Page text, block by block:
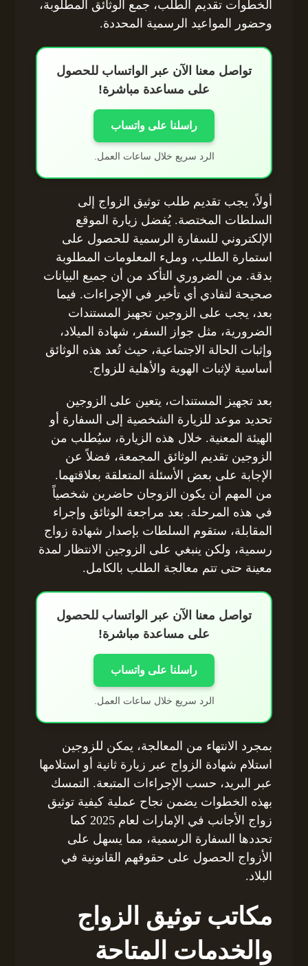
الخطوات تقديم الطلب، جمع الوثائق المطلوبة،
وحضور المواعيد الرسمية المحددة.
تواصل معنا الآن عبر الواتساب للحصول
على مساعدة مباشرة!
راسلنا على واتساب
الرد سريع خلال ساعات العمل.
أولاً، يجب تقديم طلب توثيق الزواج إلى
السلطات المختصة. يُفضل زيارة الموقع
الإلكتروني للسفارة الرسمية للحصول على
استمارة الطلب، وملء المعلومات المطلوبة
بدقة. من الضروري التأكد من أن جميع البيانات
صحيحة لتفادي أي تأخير في الإجراءات. فيما
بعد، يجب على الزوجين تجهيز المستندات
الضرورية، مثل جواز السفر، شهادة الميلاد،
وإثبات الحالة الاجتماعية، حيث تُعد هذه الوثائق
أساسية لإثبات الهوية والأهلية للزواج.
بعد تجهيز المستندات، يتعين على الزوجين
تحديد موعد للزيارة الشخصية إلى السفارة أو
الهيئة المعنية. خلال هذه الزيارة، سيُطلب من
الزوجين تقديم الوثائق المجمعة، فضلاً عن
الإجابة على بعض الأسئلة المتعلقة بعلاقتهما.
من المهم أن يكون الزوجان حاضرين شخصياً
في هذه المرحلة. بعد مراجعة الوثائق وإجراء
المقابلة، ستقوم السلطات بإصدار شهادة زواج
رسمية، ولكن ينبغي على الزوجين الانتظار لمدة
معينة حتى تتم معالجة الطلب بالكامل.
تواصل معنا الآن عبر الواتساب للحصول
على مساعدة مباشرة!
راسلنا على واتساب
الرد سريع خلال ساعات العمل.
بمجرد الانتهاء من المعالجة، يمكن للزوجين
استلام شهادة الزواج عبر زيارة ثانية أو استلامها
عبر البريد، حسب الإجراءات المتبعة. التمسك
بهذه الخطوات يضمن نجاح عملية كيفية توثيق
زواج الأجانب في الإمارات لعام 2025 كما
تحددها السفارة الرسمية، مما يسهل على
الأزواج الحصول على حقوقهم القانونية في
البلاد.
مكاتب توثيق الزواج
والخدمات المتاحة